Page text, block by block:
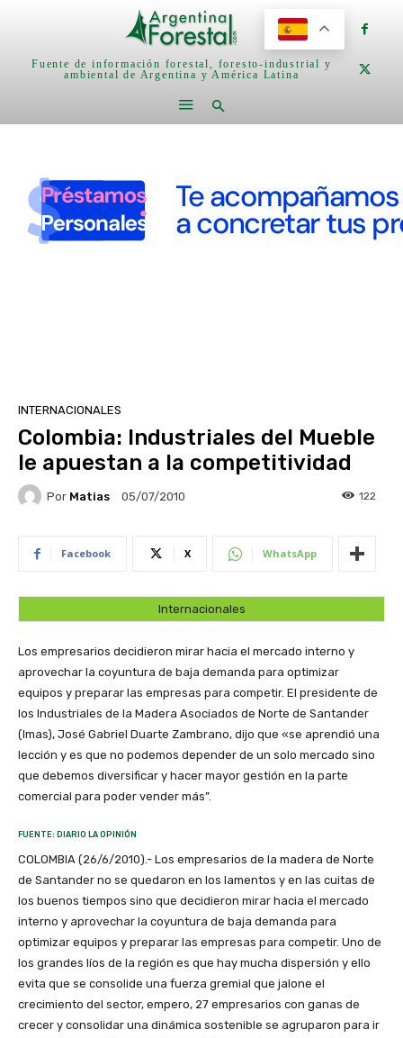
Fuente de información forestal, foresto-industrial y
ambiental de Argentina y América Latina
INTERNACIONALES
Colombia: Industriales del Mueble
le apuestan a la competitividad
Por Matias 05/07/2010 122
Facebook X WhatsApp
Internacionales
Los empresarios decidieron mirar hacia el mercado interno y
aprovechar la coyuntura de baja demanda para optimizar
equipos y preparar las empresas para competir. El presidente de
los Industriales de la Madera Asociados de Norte de Santander
(Imas), José Gabriel Duarte Zambrano, dijo que «se aprendió una
lección y es que no podemos depender de un solo mercado sino
que debemos diversificar y hacer mayor gestión en la parte
comercial para poder vender más”.
FUENTE: DIARIO LA OPINIÓN
COLOMBIA (26/6/2010).- Los empresarios de la madera de Norte
de Santander no se quedaron en los lamentos y en las cuitas de
los buenos tiempos sino que decidieron mirar hacia el mercado
interno y aprovechar la coyuntura de baja demanda para
optimizar equipos y preparar las empresas para competir. Uno de
los grandes líos de la región es que hay mucha dispersión y ello
evita que se consolide una fuerza gremial que jalone el
crecimiento del sector, empero, 27 empresarios con ganas de
crecer y consolidar una dinámica sostenible se agruparon para ir